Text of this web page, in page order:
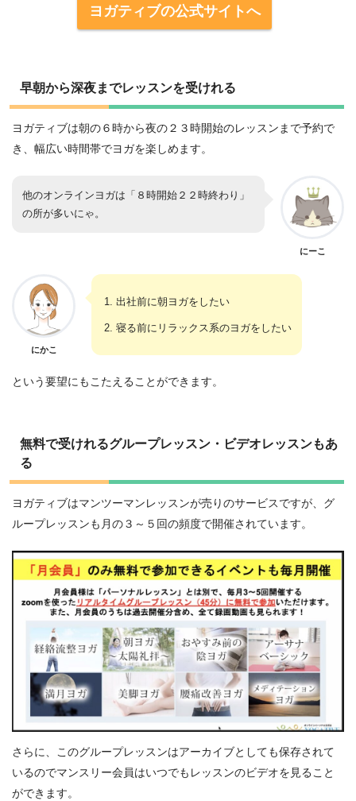
ヨガティブの公式サイトへ
早朝から深夜までレッスンを受けれる
ヨガティブは朝の６時から夜の２３時開始のレッスンまで予約で
き、幅広い時間帯でヨガを楽しめます。
他のオンラインヨガは「８時開始２２時終わり」
の所が多いにゃ。
にーこ
にかこ
出社前に朝ヨガをしたい
寝る前にリラックス系のヨガをしたい
という要望にもこたえることができます。
無料で受けれるグループレッスン・ビデオレッスンもあ
る
ヨガティブはマンツーマンレッスンが売りのサービスですが、グ
ループレッスンも月の３～５回の頻度で開催されています。
さらに、このグループレッスンはアーカイブとしても保存されて
いるのでマンスリー会員はいつでもレッスンのビデオを見ること
ができます。